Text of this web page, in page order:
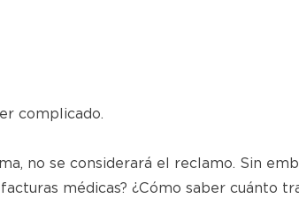
complicado.
no se considerará el reclamo. Sin
médicas? ¿Cómo saber cuánto